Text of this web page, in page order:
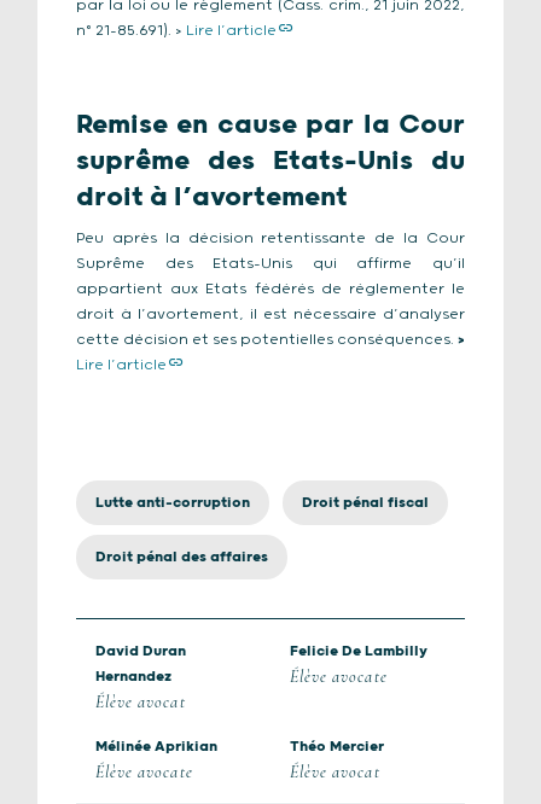
par la loi ou le règlement (Cass. crim., 21 juin 2022,
n° 21-85.691). > Lire l’article
Remise en cause par la Cour
suprême des Etats-Unis du
droit à l’avortement
Peu après la décision retentissante de la Cour
Suprême des Etats-Unis qui affirme qu’il
appartient aux Etats fédérés de réglementer le
droit à l’avortement, il est nécessaire d’analyser
cette décision et ses potentielles conséquences. >
Lire l’article
Lutte anti-corruption Droit pénal fiscal
Droit pénal des affaires
David Duran
Hernandez
Élève avocat
Felicie De Lambilly
Élève avocate
Mélinée Aprikian
Élève avocate
Théo Mercier
Élève avocat